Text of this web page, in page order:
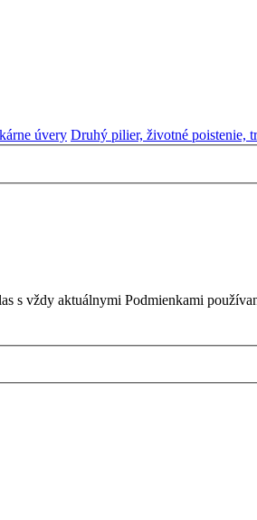
úvery Druhý pilier, životné poistenie,
s vždy aktuálnymi Podmienkami